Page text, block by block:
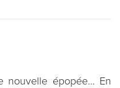
nouvelle épopée… En